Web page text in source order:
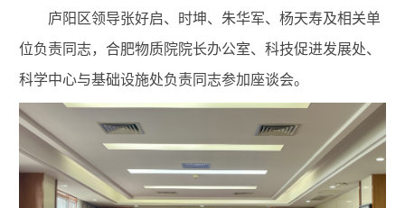
庐阳区领导张好启、时坤、朱华军、杨天寿及相关单
位负责同志， 合肥物质院院长办公室、科技促进发展处、
科学中心与基础设施处负责同志参加座谈会。